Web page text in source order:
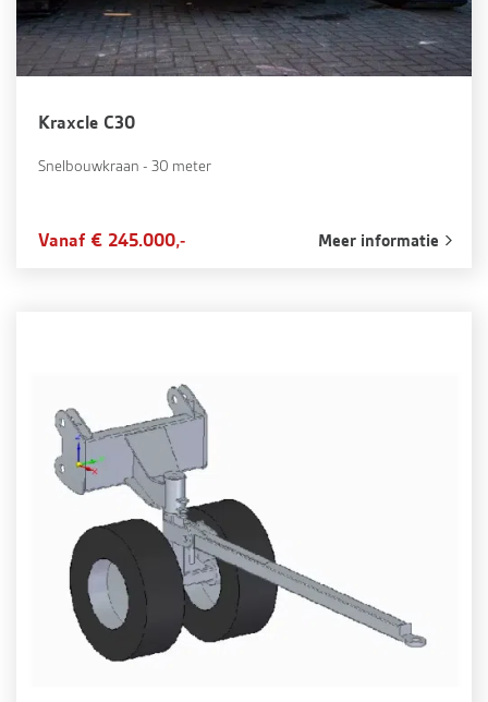
Kraxcle C30
Snelbouwkraan - 30 meter
Vanaf € 245.000,- Meer informatie